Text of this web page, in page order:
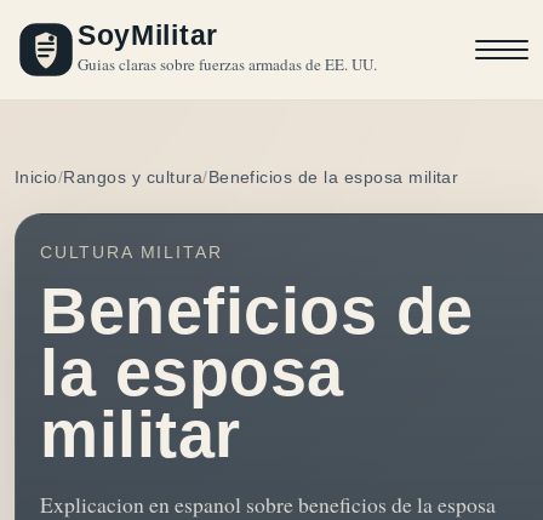
SoyMilitar
Guias claras sobre fuerzas armadas de EE. UU.
Inicio Rangos y cultura Beneficios de la esposa militar
CULTURA MILITAR
Beneficios de
la esposa
militar
Explicacion en espanol sobre beneficios de la esposa